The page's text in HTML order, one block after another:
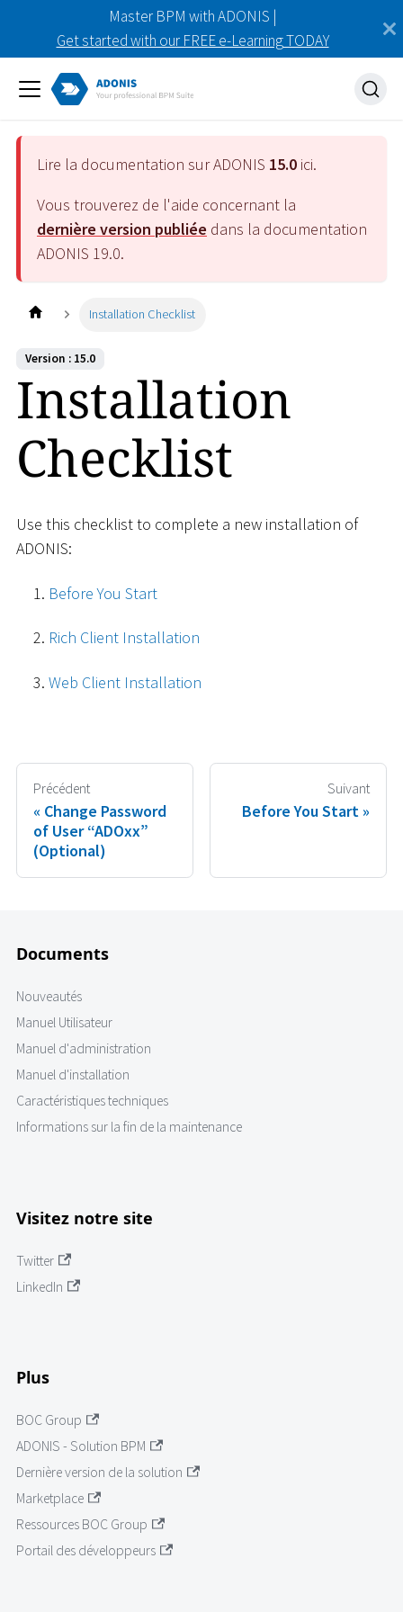
Master BPM with ADONIS |
Get started with our FREE e-Learning TODAY
Lire la documentation sur ADONIS 15.0 ici.
Vous trouverez de l'aide concernant la
dernière version publiée dans la documentation
ADONIS 19.0.
Installation Checklist
Version : 15.0
Installation
Checklist
Use this checklist to complete a new installation of
ADONIS:
Before You Start
Rich Client Installation
Web Client Installation
Précédent
Change Password
of User “ADOxx”
(Optional)
Suivant
Before You Start
Documents
Nouveautés
Manuel Utilisateur
Manuel d'administration
Manuel d'installation
Caractéristiques techniques
Informations sur la fin de la maintenance
Visitez notre site
Twitter
LinkedIn
Plus
BOC Group
ADONIS - Solution BPM
Dernière version de la solution
Marketplace
Ressources BOC Group
Portail des développeurs